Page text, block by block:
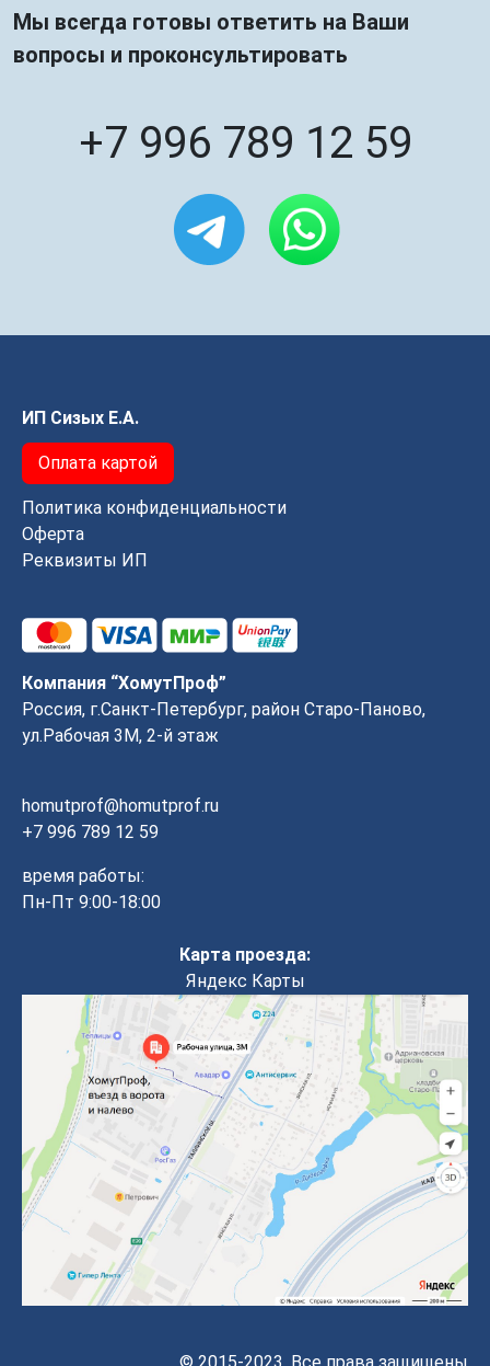
Мы всегда готовы ответить на Ваши
вопросы и проконсультировать
+7 996 789 12 59
ИП Сизых Е.А.
Оплата картой
Политика конфиденциальности
Оферта
Реквизиты ИП
Компания “ХомутПроф”
Россия, г.Санкт-Петербург, район Старо-Паново,
ул.Рабочая 3М, 2-й этаж
homutprof@homutprof.ru
+7 996 789 12 59
время работы:
Пн-Пт 9:00-18:00
Карта проезда:
Яндекс Карты